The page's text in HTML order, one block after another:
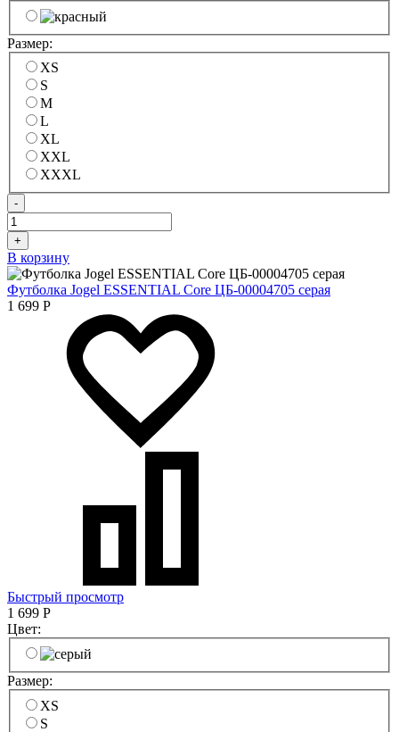
Размер:
XS
S
M
L
XL
XXL
XXXL
-
+
В корзину
Футболка Jogel ESSENTIAL Core ЦБ-00004705 серая
1 699 Р
Быстрый просмотр
1 699 Р
Цвет:
Размер:
XS
S